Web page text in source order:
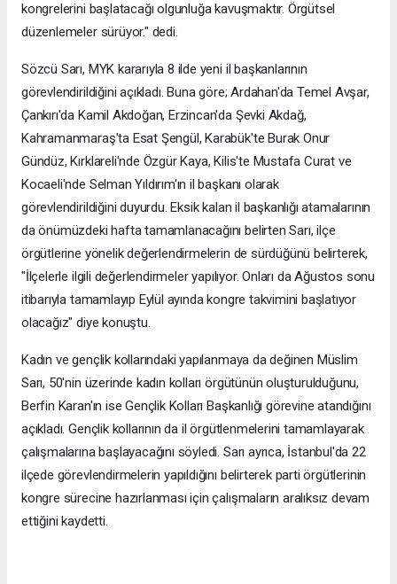
kongrelerini başlatacağı olgunluğa kavuşmaktır. Örgütsel
düzenlemeler sürüyor." dedi.
Sözcü Sarı, MYK kararıyla 8 ilde yeni il başkanlarının
görevlendirildiğini açıkladı. Buna göre; Ardahan'da Temel Avşar,
Çankırı'da Kamil Akdoğan, Erzincan'da Şevki Akdağ,
Kahramanmaraş'ta Esat Şengül, Karabük'te Burak Onur
Gündüz, Kırklareli'nde Özgür Kaya, Kilis'te Mustafa Curat ve
Kocaeli'nde Selman Yıldırım'ın il başkanı olarak
görevlendirildiğini duyurdu. Eksik kalan il başkanlığı atamalarının
da önümüzdeki hafta tamamlanacağını belirten Sarı, ilçe
örgütlerine yönelik değerlendirmelerin de sürdüğünü belirterek,
"İlçelerle ilgili değerlendirmeler yapılıyor. Onları da Ağustos sonu
itibarıyla tamamlayıp Eylül ayında kongre takvimini başlatıyor
olacağız" diye konuştu.
Kadın ve gençlik kollarındaki yapılanmaya da değinen Müslim
Sarı, 50'nin üzerinde kadın kolları örgütünün oluşturulduğunu,
Berfin Karan'ın ise Gençlik Kolları Başkanlığı görevine atandığını
açıkladı. Gençlik kollarının da il örgütlenmelerini tamamlayarak
çalışmalarına başlayacağını söyledi. Sarı ayrıca, İstanbul'da 22
ilçede görevlendirmelerin yapıldığını belirterek parti örgütlerinin
kongre sürecine hazırlanması için çalışmaların aralıksız devam
ettiğini kaydetti.